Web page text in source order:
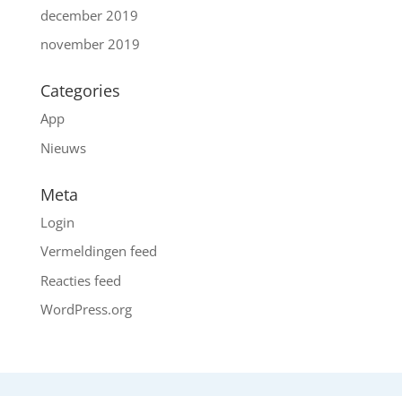
december 2019
november 2019
Categories
App
Nieuws
Meta
Login
Vermeldingen feed
Reacties feed
WordPress.org